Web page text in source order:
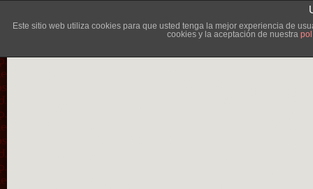
Este sitio web utiliza cookies para que usted tenga la mejor experiencia de
cookies y la aceptación de nuestra